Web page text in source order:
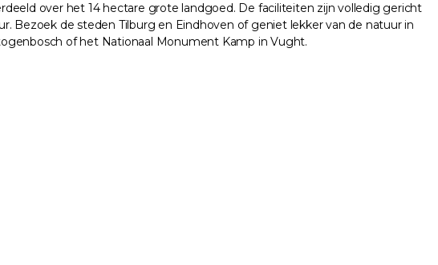
over het 14 hectare grote landgoed. De faciliteiten zijn volledig gericht
Bezoek de steden Tilburg en Eindhoven of geniet lekker van de natuur in
of het Nationaal Monument Kamp in Vught.